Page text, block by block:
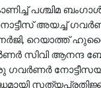
പശ്ചിമ
അയച്ച്
റെയാത്ത്
സിവി ആനന്ദ
ഗവർണർ